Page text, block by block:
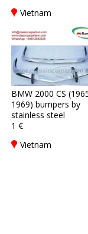
Vietnam
BMW 2000 CS
1969) bumpers by
stainless steel
1 €
Vietnam